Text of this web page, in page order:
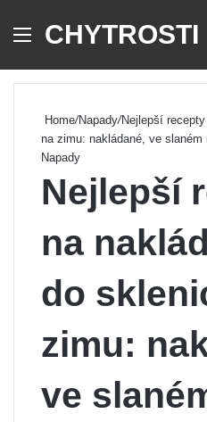
Menu
CHYTROSTI
Home/Napady/Nejlepší
na zimu: nakládané, ve slaném
Napady
Nejlepší
na
do
zimu:
ve